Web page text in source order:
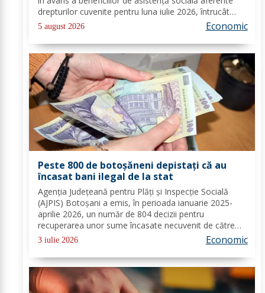
drepturilor cuvenite pentru luna iulie 2026, întrucât
data de 8 august 2026, prevăzută în calendarul de
plată, este zi nelucrătoare....
5 august 2026 Economic
Peste 800 de botoșăneni depistați că au
încasat bani ilegal de la stat
Agenția Județeană pentru Plăți și Inspecție Socială
(AJPIS) Botoșani a emis, în perioada ianuarie 2025-
aprilie 2026, un număr de 804 decizii pentru
recuperarea unor sume încasate necuvenit de către
beneficiarii venitului minim de incluziune, în cuantum
3 iulie 2026 Economic